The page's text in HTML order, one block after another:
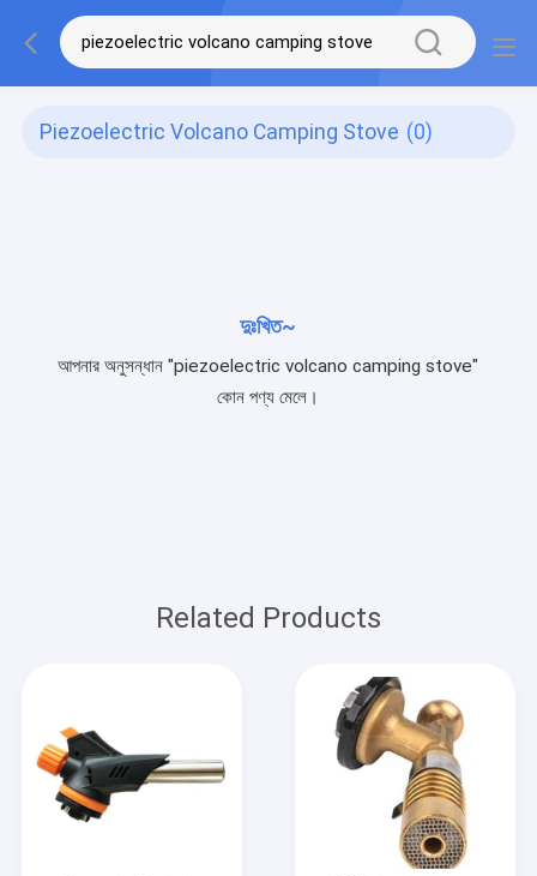
Piezoelectric Volcano Camping Stove (0)
দুঃখিত~
আপনার অনুসন্ধান "piezoelectric volcano camping stove"
কোন পণ্য মেলে।
Related Products